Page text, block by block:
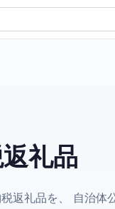
礼品
返礼品を、 自治体